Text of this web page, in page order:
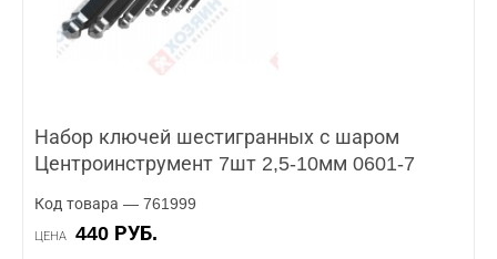
Набор ключей шестигранных с шаром
Центроинструмент 7шт 2,5-10мм 0601-7
Код товара — 761999
ЦЕНА 440 РУБ.